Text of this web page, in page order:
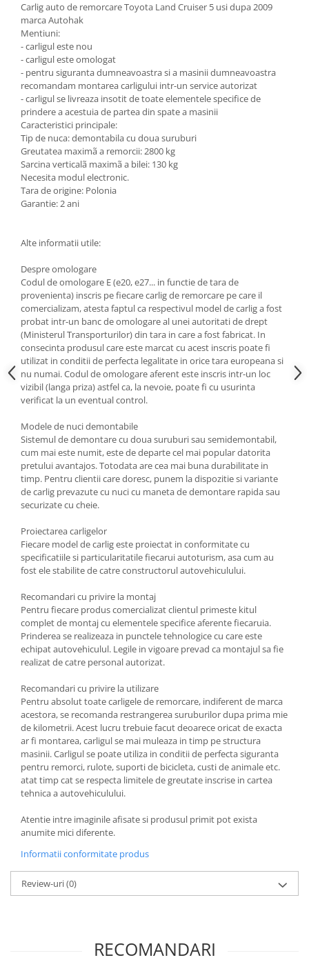
Carlige Jeep
Carlige Kia
Carlige Kia EV4
Carlige Kia EV5
Carlige Kia PV5
Carlige Lada
Carlige Lancia
Carlige Land Rover
Carlige Lexus
Carlige MAN
Carlige Mercedes
Carlige Mini
Carlige Mitsubishi
Carlige Nissan
Carlige Omoda
Carlige Opel
Carlige Peugeot
Carlige Plymouth
Carlige Polestar
Carlige Porsche
Carlige Renault
Carlige Seat
Carlige SsangYong
Carlige Subaru
Carlige Suzuki
Carlige Tesla
Carlige Toyota
Carlige Volkswagen
Carlige Volvo
Carlige Xpeng
Carlige Xpeng G6
Carlige Xpeng G9
Covorase si tavite
Covorase auto
Covorase auto Alfa Romeo
Covorase auto Audi
Covorase auto Bmw
Covorase auto Chevrolet
Covorase auto Citroen
Covorase auto Dacia
Covorase auto Fiat
Covorase auto Hyundai
Carlig auto de remorcare Toyota Land Cruiser 5 usi dupa 2009
marca Autohak
Mentiuni:
- carligul este nou
- carligul este omologat
- pentru siguranta dumneavoastra si a masinii dumneavoastra
recomandam montarea carligului intr-un service autorizat
- carligul se livreaza insotit de toate elementele specifice de
prindere a acestuia de partea din spate a masinii
Caracteristici principale:
Tip de nuca: demontabila cu doua suruburi
Greutatea maximã a remorcii: 2800 kg
Sarcina verticalã maximã a bilei: 130 kg
Necesita modul electronic.
Tara de origine: Polonia
Garantie: 2 ani
Alte informatii utile:
Despre omologare
Codul de omologare E (e20, e27... in functie de tara de
provenienta) inscris pe fiecare carlig de remorcare pe care il
comercializam, atesta faptul ca respectivul model de carlig a fost
probat intr-un banc de omologare al unei autoritati de drept
(Ministerul Transporturilor) din tara in care a fost fabricat. In
consecinta produsul care este marcat cu acest inscris poate fi
utilizat in conditii de perfecta legalitate in orice tara europeana si
nu numai. Codul de omologare aferent este inscris intr-un loc
vizibil (langa priza) astfel ca, la nevoie, poate fi cu usurinta
verificat la un eventual control.
Modele de nuci demontabile
Sistemul de demontare cu doua suruburi sau semidemontabil,
cum mai este numit, este de departe cel mai popular datorita
pretului avantajos. Totodata are cea mai buna durabilitate in
timp. Pentru clientii care doresc, punem la dispozitie si variante
de carlig prevazute cu nuci cu maneta de demontare rapida sau
securizate cu cheie.
Proiectarea carligelor
Fiecare model de carlig este proiectat in conformitate cu
specificatiile si particularitatile fiecarui autoturism, asa cum au
fost ele stabilite de catre constructorul autovehiculului.
Recomandari cu privire la montaj
Pentru fiecare produs comercializat clientul primeste kitul
complet de montaj cu elementele specifice aferente fiecaruia.
Prinderea se realizeaza in punctele tehnologice cu care este
echipat autovehiculul. Legile in vigoare prevad ca montajul sa fie
realizat de catre personal autorizat.
Recomandari cu privire la utilizare
Pentru absolut toate carligele de remorcare, indiferent de marca
acestora, se recomanda restrangerea suruburilor dupa prima mie
de kilometrii. Acest lucru trebuie facut deoarece oricat de exacta
ar fi montarea, carligul se mai muleaza in timp pe structura
masinii. Carligul se poate utiliza in conditii de perfecta siguranta
pentru remorci, rulote, suporti de bicicleta, custi de animale etc.
atat timp cat se respecta limitele de greutate inscrise in cartea
tehnica a autovehiculului.
Atentie intre imaginile afisate si produsul primit pot exista
anumite mici diferente.
Informatii conformitate produs
Review-uri(0)
RECOMANDARI